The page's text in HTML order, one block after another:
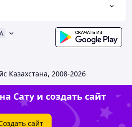
Казахстана, 2008-2026
Сату и создать сайт
сайт